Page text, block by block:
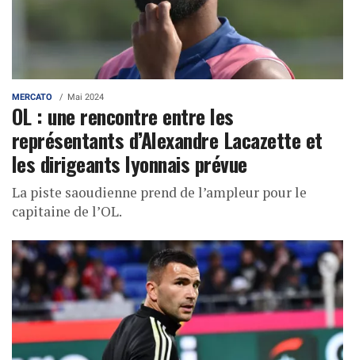
MERCATO Mai 2024
OL : une rencontre entre les
représentants d’Alexandre Lacazette et
les dirigeants lyonnais prévue
La piste saoudienne prend de l’ampleur pour le
capitaine de l’OL.